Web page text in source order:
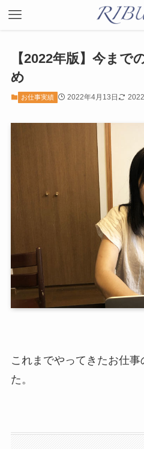
【2022年版】今まで
め
お仕事実績 2022年4月13日
これまでやってきたお仕
た。